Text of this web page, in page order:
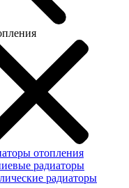
отопления
радиаторы
радиаторы